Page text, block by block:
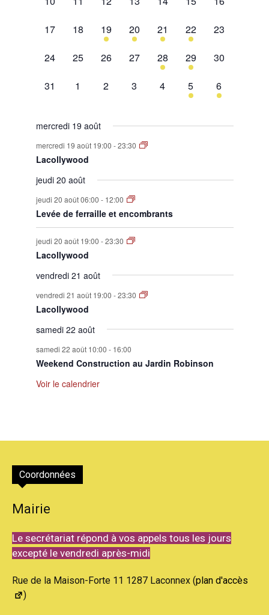
0
17
0
évènement,
18
1
évènement,
19
2
évènements,
20
1
évènement,
21
2
évènements,
22
0
23
0
24
0
25
0
26
0
évènement,
27
1
évènement,
28
1
évènement,
29
0
30
0
31
0
1
0
2
0
3
0
évènement,
4
1
évènement,
5
1
évènement,
6
mercredi 19 août
mercredi 19 août 19:00 -23:30
Lacollywood
jeudi 20 août
jeudi 20 août 06:00 - 12:00
Levée de ferraille et encombrants
jeudi 20 août 19:00 -23:30
Lacollywood
vendredi 21 août
vendredi 21 août 19:00 -23:30
Lacollywood
samedi 22 août
samedi 22 août 10:00 - 16:00
Weekend Construction au Jardin Robinson
Voir le calendrier
Coordonnées
Mairie
Le secrétariat répond à vos appels tous les jours
excepté le vendredi après-midi
Rue de la Maison-Forte 11 1287 Laconnex (plan d'accès
)